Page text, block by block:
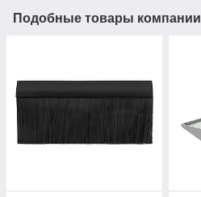
Подобные товары компании